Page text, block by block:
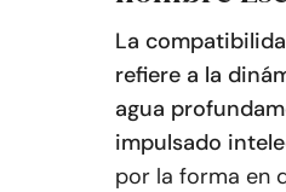
La
refiere a la
agua
impulsado
por la forma en